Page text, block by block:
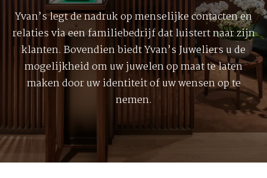
Yvan’s legt de nadruk op menselijke contacten en
relaties via een familiebedrijf dat luistert naar zijn
klanten. Bovendien biedt Yvan’s Juweliers u de
mogelijkheid om uw juwelen op maat te laten
maken door uw identiteit of uw wensen op te
nemen.